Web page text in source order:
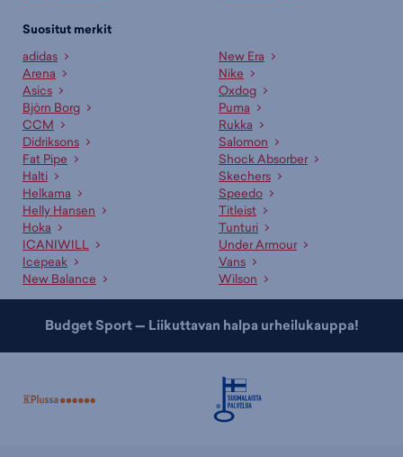
Suositut merkit
adidas
Arena
Asics
Björn Borg
CCM
Didriksons
Fat Pipe
Halti
Helkama
Helly Hansen
Hoka
ICANIWILL
Icepeak
New Balance
New Era
Nike
Oxdog
Puma
Rukka
Salomon
Shock Absorber
Skechers
Speedo
Titleist
Tunturi
Under Armour
Vans
Wilson
Budget Sport — Liikuttavan halpa urheilukauppa!